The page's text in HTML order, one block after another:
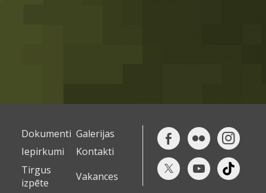
Dokumenti Galerijas
Iepirkumi
Kontakti
Tirgus
izpēte
Vakances